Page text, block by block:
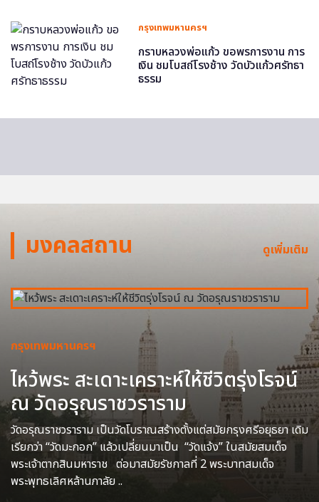
กรุงเทพมหานครฯ
กราบหลวงพ่อแก้ว ขอพรการงาน การ
เงิน ชมโบสถ์โรงช้าง วัดบัวแก้วศรัทธา
ธรรม
มงคลสถาน ดูเพิ่มเติม
กรุงเทพมหานครฯ
ไหว้พระ สะเดาะเคราะห์ให้ชีวิตรุ่งโรจน์
ณ วัดอรุณราชวราราม
วัดอรุณราชวราราม เป็นวัดโบราณสร้างตั้งแต่สมัยกรุงศรีอยุธยา เดิม
เรียกว่า “วัดมะกอก” แล้วเปลี่ยนมาเป็น “วัดแจ้ง” ในสมัยสมเด็จ
พระเจ้าตากสินมหาราช ต่อมาสมัยรัชกาลที่ 2 พระบาทสมเด็จ
พระพุทธเลิศหล้านภาลัย ..